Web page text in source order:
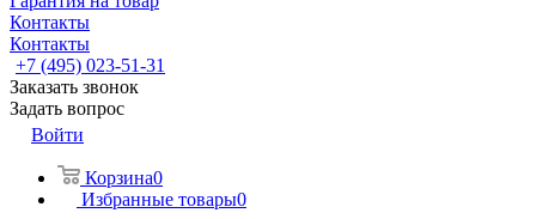
Контакты
Контакты
+7 (495) 023-51-31
Заказать звонок
Задать вопрос
Войти
Корзина0
Избранные товары0